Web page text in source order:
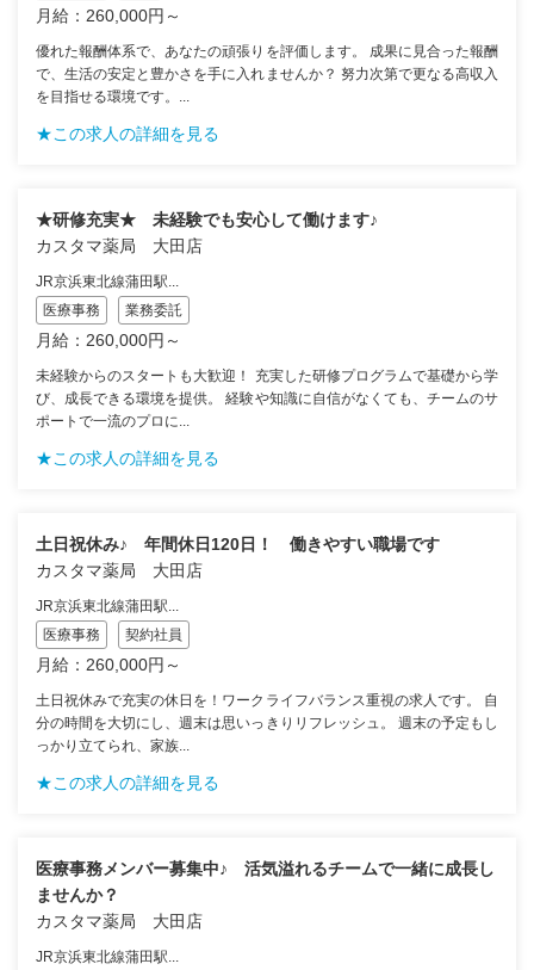
月給：260,000円～
優れた報酬体系で、あなたの頑張りを評価します。 成果に見合った報酬
で、生活の安定と豊かさを手に入れませんか？ 努力次第で更なる高収入
を目指せる環境です。...
★この求人の詳細を見る
★研修充実★ 未経験でも安心して働けます♪
カスタマ薬局 大田店
JR京浜東北線蒲田駅...
医療事務
業務委託
月給：260,000円～
未経験からのスタートも大歓迎！ 充実した研修プログラムで基礎から学
び、成長できる環境を提供。 経験や知識に自信がなくても、チームのサ
ポートで一流のプロに...
★この求人の詳細を見る
土日祝休み♪ 年間休日120日！ 働きやすい職場です
カスタマ薬局 大田店
JR京浜東北線蒲田駅...
医療事務
契約社員
月給：260,000円～
土日祝休みで充実の休日を！ワークライフバランス重視の求人です。 自
分の時間を大切にし、週末は思いっきりリフレッシュ。 週末の予定もし
っかり立てられ、家族...
★この求人の詳細を見る
医療事務メンバー募集中♪ 活気溢れるチームで一緒に成長し
ませんか？
カスタマ薬局 大田店
JR京浜東北線蒲田駅...